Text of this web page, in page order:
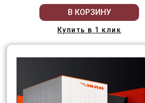
В КОРЗИНУ
Купить в 1 клик